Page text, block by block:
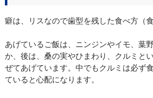
癖は、リスなので歯型を残した食べ方（
あげているご飯は、ニンジンやイモ、葉
か、後は、桑の実やひまわり、クルミと
ぜてあげています。中でもクルミは必ず
ていると心配になります。